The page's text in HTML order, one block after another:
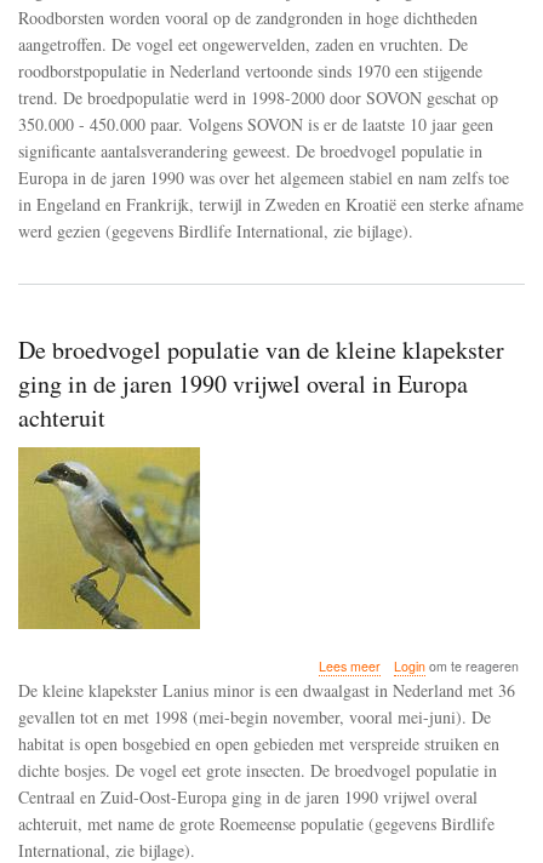
in
Nederland
sinds
1970
in
de
laatste
jaar
tot
Roodborsten worden vooral op de zandgronden in hoge dichtheden
aangetroffen. De vogel eet ongewervelden, zaden en vruchten. De
roodborstpopulatie in Nederland vertoonde sinds 1970 een stijgende
trend. De broedpopulatie werd in 1998-2000 door SOVON geschat op
350.000 - 450.000 paar. Volgens SOVON is er de laatste 10 jaar geen
significante aantalsverandering geweest. De broedvogel populatie in
Europa in de jaren 1990 was over het algemeen stabiel en nam zelfs toe
in Engeland en Frankrijk, terwijl in Zweden en Kroatië een sterke afname
werd gezien (gegevens Birdlife International, zie bijlage).
De broedvogel populatie van de kleine klapekster
ging in de jaren 1990 vrijwel overal in Europa
achteruit
Lees meerover
De
populatie
van
de
kleine
klapekster
ging
Loginom te reageren
De kleine klapekster Lanius minor is een dwaalgast in Nederland met 36
gevallen tot en met 1998 (mei-begin november, vooral mei-juni). De
habitat is open bosgebied en open gebieden met verspreide struiken en
dichte bosjes. De vogel eet grote insecten. De broedvogel populatie in
Centraal en Zuid-Oost-Europa ging in de jaren 1990 vrijwel overal
achteruit, met name de grote Roemeense populatie (gegevens Birdlife
International, zie bijlage).